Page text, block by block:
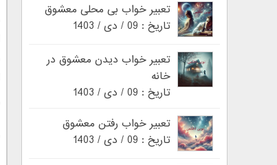
تعبیر خواب بی محلی معشوق
تاریخ : 09 / دی / 1403
تعبیر خواب دیدن معشوق در
خانه
تاریخ : 09 / دی / 1403
تعبیر خواب رفتن معشوق
تاریخ : 09 / دی / 1403